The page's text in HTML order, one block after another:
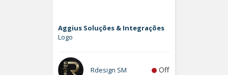
Aggius Soluções & Integrações
Logo
Rdesign SM Off